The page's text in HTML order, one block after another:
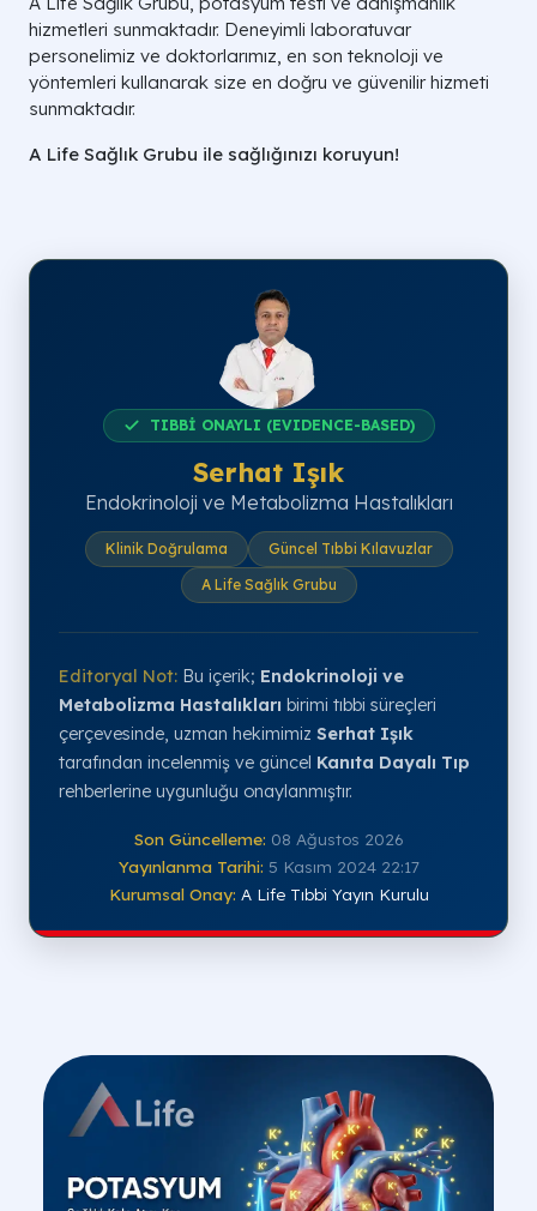
hizmetleri sunmaktadır. Deneyimli laboratuvar
personelimiz ve doktorlarımız, en son teknoloji ve
yöntemleri kullanarak size en doğru ve güvenilir hizmeti
sunmaktadır.
A Life Sağlık Grubu ile sağlığınızı koruyun!
TIBBİ ONAYLI (EVIDENCE-BASED)
Serhat Işık
Endokrinoloji ve Metabolizma Hastalıkları
Klinik Doğrulama
Güncel Tıbbi Kılavuzlar
A Life Sağlık Grubu
Editoryal Not: Bu içerik; Endokrinoloji ve
Metabolizma Hastalıkları birimi tıbbi süreçleri
çerçevesinde, uzman hekimimiz Serhat Işık
tarafından incelenmiş ve güncel Kanıta Dayalı Tıp
rehberlerine uygunluğu onaylanmıştır.
Son Güncelleme: 08 Ağustos 2026
Yayınlanma Tarihi: 5 Kasım 2024 22:17
Kurumsal Onay: A Life Tıbbi Yayın Kurulu